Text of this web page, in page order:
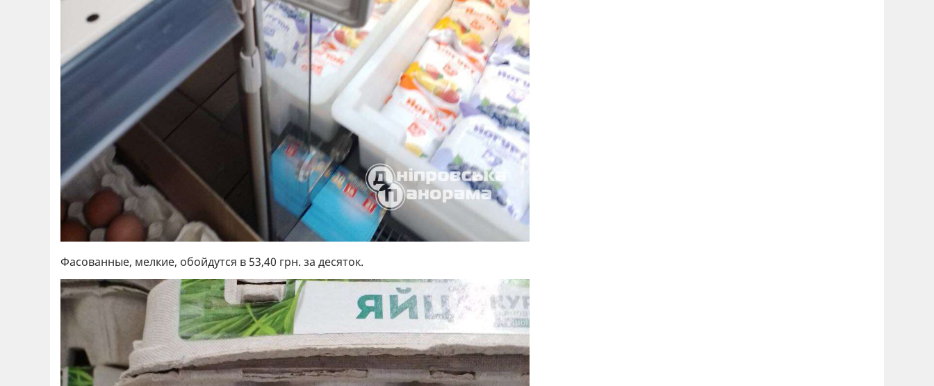
Фасованные, мелкие, обойдутся в 53,40 грн. за десяток.